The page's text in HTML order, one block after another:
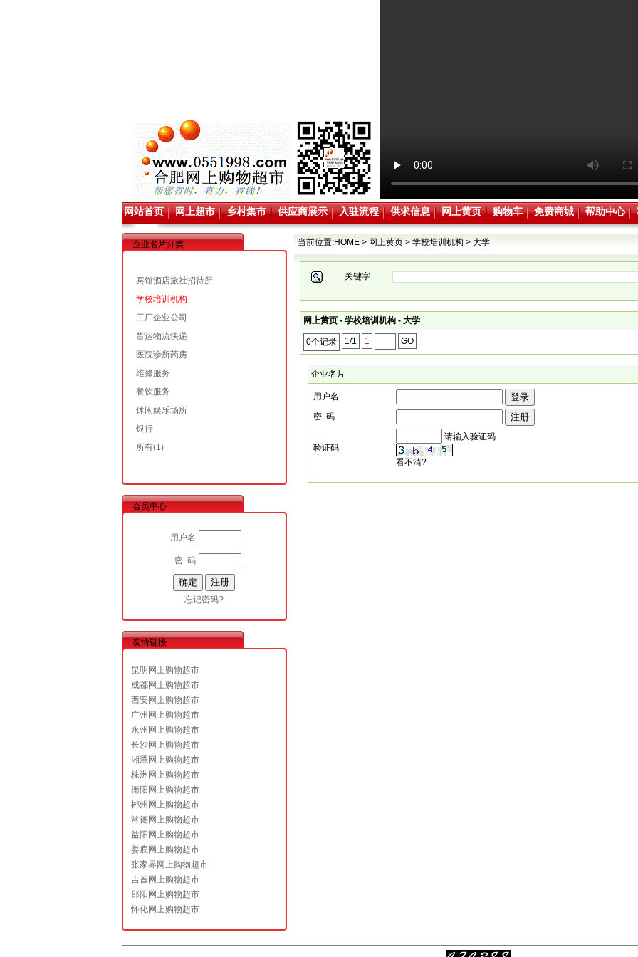
网站首页 网上超市 乡村集市 供应商展示 入驻流程 供求信息 网上黄页 购物车 免费商城 帮助中心
企业名片分类
宾馆酒店旅社招待所
学校培训机构
工厂企业公司
货运物流快递
医院诊所药房
维修服务
餐饮服务
休闲娱乐场所
银行
所有(1)
会员中心
用户名
密 码
忘记密码?
友情链接
昆明网上购物超市
成都网上购物超市
西安网上购物超市
广州网上购物超市
永州网上购物超市
长沙网上购物超市
湘潭网上购物超市
株洲网上购物超市
衡阳网上购物超市
郴州网上购物超市
常德网上购物超市
益阳网上购物超市
娄底网上购物超市
张家界网上购物超市
吉首网上购物超市
邵阳网上购物超市
怀化网上购物超市
当前位置:HOME> 网上黄页> 学校培训机构 > 大学
关键字
网上黄页 - 学校培训机构 - 大学
0个记录 1/1 1 GO
企业名片
用户名
密 码
验证码
请输入验证码
看不清?